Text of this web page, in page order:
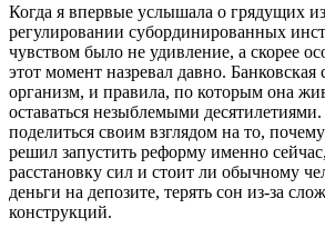
Когда я впервые услышала о грядущих
регулировании субординированных
чувством было не удивление, а скорее
этот момент назревал давно.
организм, и правила, по которым она
оставаться незыблемыми
поделиться своим взглядом на то,
решил запустить реформу именно
расстановку сил и стоит ли обычному
деньги на депозите, терять сон из-за
конструкций.